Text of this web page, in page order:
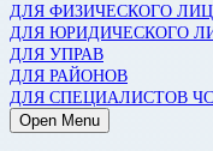
ДЛЯ ФИЗИЧЕСКОГО
ДЛЯ ЮРИДИЧЕСКОГО
ДЛЯ УПРАВ
ДЛЯ РАЙОНОВ
ДЛЯ СПЕЦИАЛИСТОВ ЧС
Open Menu